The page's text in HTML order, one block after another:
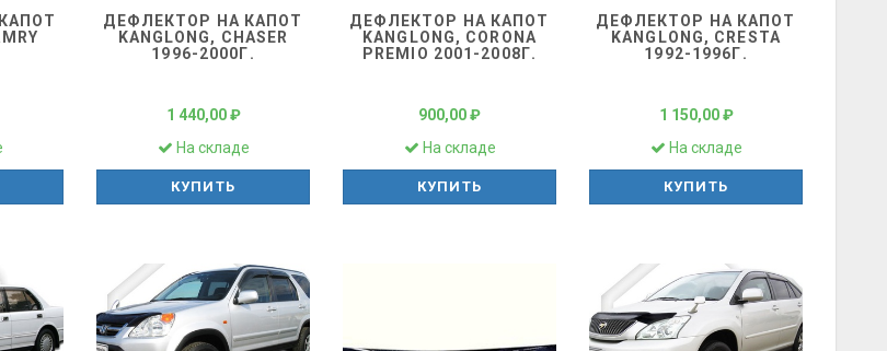
ДЕФЛЕКТОР НА КАПОТ
KANGLONG, CHASER
1996-2000Г.
1 440,00 ₽
На складе
КУПИТЬ
ДЕФЛЕКТОР НА КАПОТ
KANGLONG, CORONA
PREMIO 2001-2008Г.
900,00 ₽
На складе
КУПИТЬ
ДЕФЛЕКТОР НА КАПОТ
KANGLONG, CRESTA
1992-1996Г.
1 150,00 ₽
На складе
КУПИТЬ